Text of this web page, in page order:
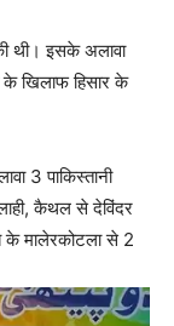
थी। इसके अलावा
के खिलाफ हिसार के
3 पाकिस्तानी
कैथल से देविंदर
के मालेरकोटला से 2